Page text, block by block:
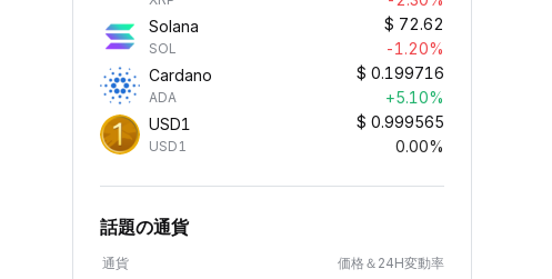
Solana
SOL
$ 72.62
-1.20%
Cardano
ADA
$ 0.199716
+5.10%
USD1
USD1
$ 0.999565
0.00%
話題の通貨
通貨 価格＆24H変動率